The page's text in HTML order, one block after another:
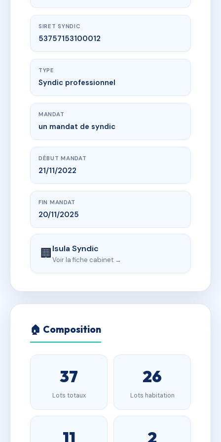
SIRET SYNDIC
53757153100012
TYPE
Syndic professionnel
MANDAT
un mandat de syndic
DÉBUT MANDAT
21/11/2022
FIN MANDAT
20/11/2025
🏢Isula Syndic
Voir la fiche cabinet →
🏠 Composition
37
Lots totaux
26
Lots habitation
11 2